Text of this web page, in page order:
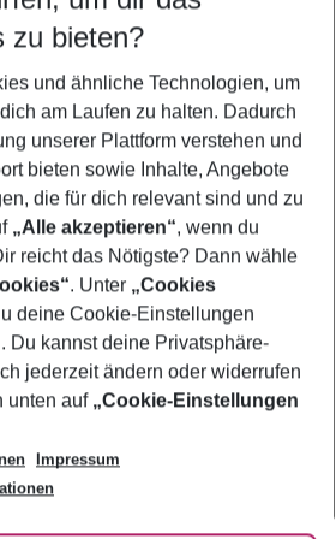
5-8 Nächte
Kinder
Filter anzeigen
zu bieten?
und ähnliche Technologien, um
am Laufen zu halten. Dadurch
unserer Plattform verstehen und
bieten sowie Inhalte, Angebote
die für dich relevant sind und zu
„Alle akzeptieren“, wenn du
reicht das Nötigste? Dann wähle
. Unter „Cookies
deine Cookie-Einstellungen
Du kannst deine Privatsphäre-
jederzeit ändern oder widerrufen
unten auf „Cookie-Einstellungen
Impressum